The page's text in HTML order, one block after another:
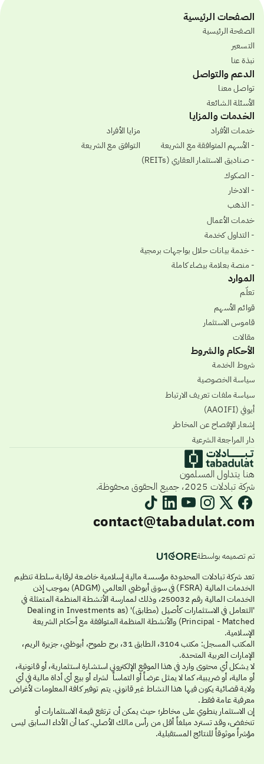
الصفحات الرئيسية
الصفحة الرئيسية
التسعير
نبذة عنا
الدعم والتواصل
تواصل معنا
الأسئلة الشائعة
الخدمات والمزايا
خدمات الأفراد
- الأسهم المتوافقة مع الشريعة
- صناديق الاستثمار العقاري (REITs)
- الصكوك
- الادخار
- الذهب
خدمات الأعمال
- التداول كخدمة
- خدمة بيانات حلال بواجهات برمجية
- منصة بعلامة بيضاء كاملة
مزايا الأفراد
التوافق مع الشريعة
الموارد
تعلّم
قوائم الأسهم
قاموس الاستثمار
مقالات
الأحكام والشروط
شروط الخدمة
سياسة الخصوصية
سياسة ملفات تعريف الارتباط
أيوفي (AAOIFI)
إشعار الإفصاح عن المخاطر
دار المراجعة الشرعية
هنا يتداول المسلمون
شركة تبادلات 2025، جميع الحقوق محفوظة.
contact@tabadulat.com
تم تصميمه بواسطة
تعد شركة تبادلات المحدودة مؤسسة مالية إسلامية خاضعة لرقابة سلطة تنظيم
الخدمات المالية (FSRA) في سوق أبوظبي العالمي (ADGM) بموجب إذن
الخدمات المالية رقم 250032، وذلك لممارسة الأنشطة المنظمة المتمثلة في
'التعامل في الاستثمارات كأصيل (مطابق)' (Dealing in Investments as
Principal - Matched) والأنشطة المنظمة المتوافقة مع أحكام الشريعة
الإسلامية.
المكتب المسجل: مكتب 3104، الطابق 31، برج طموح، أبوظبي، جزيرة الريم،
الإمارات العربية المتحدة.
لا يشكل أي محتوى وارد في هذا الموقع الإلكتروني استشارة استثمارية، أو قانونية،
أو مالية، أو ضريبية، كما لا يمثل عرضاً أو التماساً لشراء أو بيع أي أداة مالية في أي
ولاية قضائية يكون فيها هذا النشاط غير قانوني. يتم توفير كافة المعلومات لأغراض
معرفية عامة فقط.
إن الاستثمار ينطوي على مخاطر؛ حيث يمكن أن ترتفع قيمة الاستثمارات أو
تنخفض، وقد تسترد مبلغاً أقل من رأس مالك الأصلي. كما أن الأداء السابق ليس
مؤشراً موثوقاً للنتائج المستقبلية.